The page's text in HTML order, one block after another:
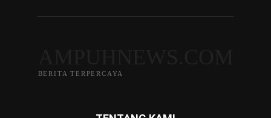
BERITA TERPERCAYA